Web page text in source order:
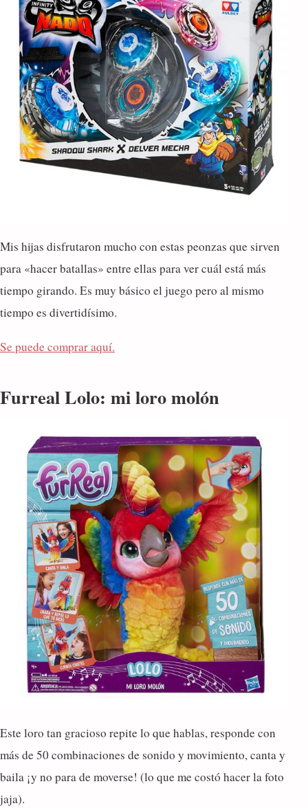
Mis hijas disfrutaron mucho con estas peonzas que sirven
para «hacer batallas» entre ellas para ver cuál está más
tiempo girando. Es muy básico el juego pero al mismo
tiempo es divertidísimo.
Se puede comprar aquí.
Furreal Lolo: mi loro molón
Este loro tan gracioso repite lo que hablas, responde con
más de 50 combinaciones de sonido y movimiento, canta y
baila ¡y no para de moverse! (lo que me costó hacer la foto
jaja).